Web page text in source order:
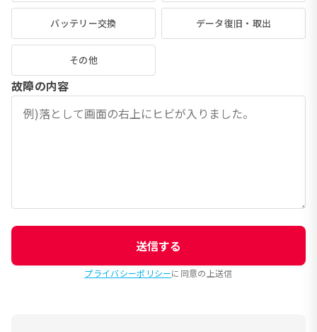
バッテリー交換 データ復旧・取出
その他
故障の内容
送信する
プライバシーポリシーに同意の上送信